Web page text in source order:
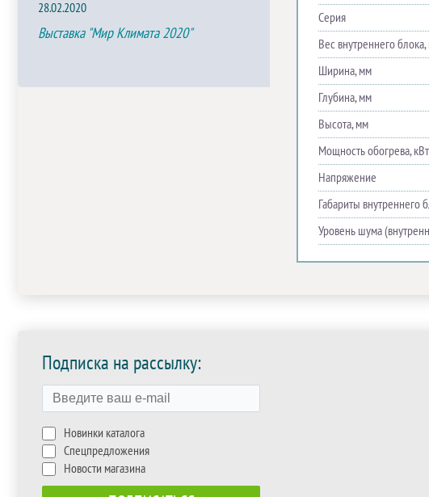
28.02.2020
Выставка "Мир Климата 2020"
Серия
Вес внутреннего блока,
Ширина, мм
Глубина, мм
Высота, мм
Мощность обогрева, кВт
Напряжение
Габариты внутреннего
Уровень шума
Подписка на рассылку:
Новинки каталога
Спецпредложения
Новости магазина